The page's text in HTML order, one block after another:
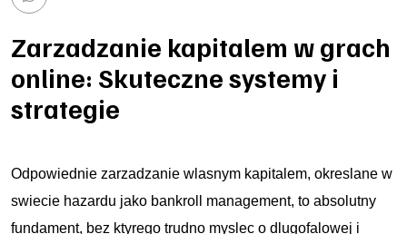
Zarzadzanie kapitalem w grach
online: Skuteczne systemy i
strategie
Odpowiednie zarzadzanie wlasnym kapitalem, okreslane w
swiecie hazardu jako bankroll management, to absolutny
fundament, bez ktуrego trudno myslec o dlugofalowej i